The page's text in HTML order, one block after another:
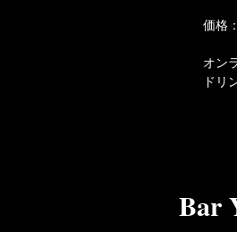
価格
オン
ドリ
Bar